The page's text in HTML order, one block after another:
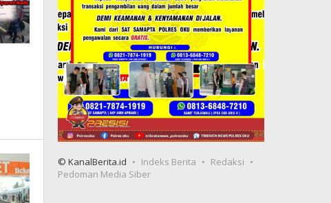
© KanalBerita.id Indeks Berita
Redaksi
Pedoman Media Siber